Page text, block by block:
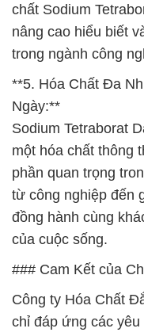
chất Sodium
nâng cao hiểu biết
trong ngành công
**5. Hóa Chất Đa
Ngày:**
Sodium Tetraborat
một hóa chất thông
phần quan trọng
từ công nghiệp đến
đồng hành cùng
của cuộc sống.
### Cam Kết của
Công ty Hóa Chất
chỉ đáp ứng các